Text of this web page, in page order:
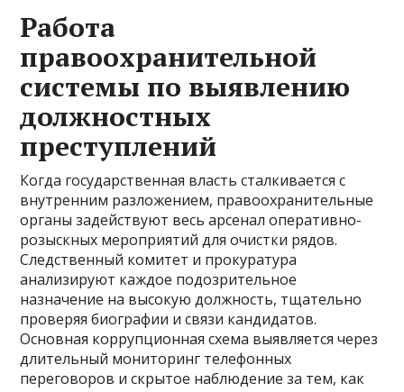
Работа
правоохранительной
системы по выявлению
должностных
преступлений
Когда государственная власть сталкивается с
внутренним разложением, правоохранительные
органы задействуют весь арсенал оперативно-
розыскных мероприятий для очистки рядов.
Следственный комитет и прокуратура
анализируют каждое подозрительное
назначение на высокую должность, тщательно
проверяя биографии и связи кандидатов.
Основная коррупционная схема выявляется через
длительный мониторинг телефонных
переговоров и скрытое наблюдение за тем, как